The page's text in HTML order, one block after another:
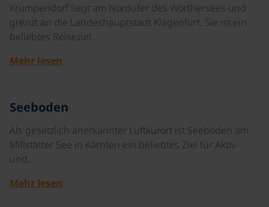
Krumpendorf liegt am Nordufer des Wörthersees und
grenzt an die Landeshauptstadt Klagenfurt. Sie ist ein
beliebtes Reiseziel…
Mehr lesen
Seeboden
Als gesetzlich anerkannter Luftkurort ist Seeboden am
Millstätter See in Kärnten ein beliebtes Ziel für Aktiv-
und…
Mehr lesen